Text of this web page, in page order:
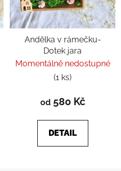
Andělka v rámečku-
Dotek jara
Momentálně nedostupné
(1 ks)
od580 Kč
DETAIL